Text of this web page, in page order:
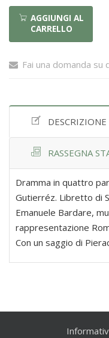
AGGIUNGI AL
CARRELLO
Fai una domanda
DESCRIZIONE
RASSEGNA
Dramma in quattro
Gutierréz. Libretto di
Emanuele Bardare,
rappresentazione
Con un saggio di